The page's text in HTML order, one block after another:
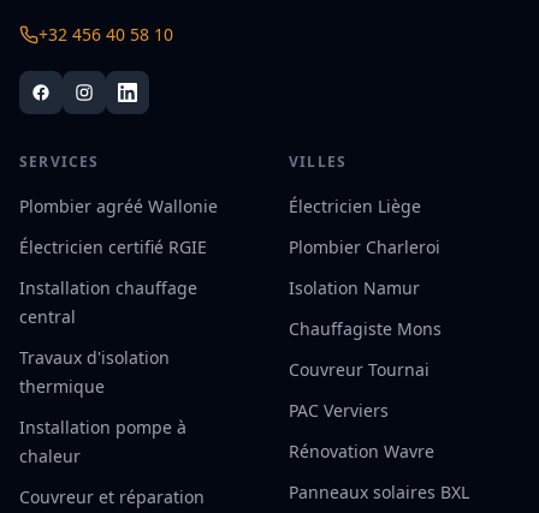
+32 456 40 58 10
SERVICES
Plombier agréé Wallonie
Électricien certifié RGIE
Installation chauffage
central
Travaux d'isolation
thermique
Installation pompe à
chaleur
Couvreur et réparation
VILLES
Électricien Liège
Plombier Charleroi
Isolation Namur
Chauffagiste Mons
Couvreur Tournai
PAC Verviers
Rénovation Wavre
Panneaux solaires BXL